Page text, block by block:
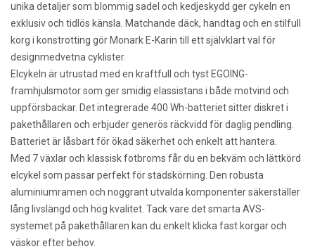
unika detaljer som blommig sadel och kedjeskydd ger cykeln en
exklusiv och tidlös känsla. Matchande däck, handtag och en stilfull
korg i konstrotting gör Monark E-Karin till ett självklart val för
designmedvetna cyklister.
Elcykeln är utrustad med en kraftfull och tyst EGOING-
framhjulsmotor som ger smidig elassistans i både motvind och
uppförsbackar. Det integrerade 400 Wh-batteriet sitter diskret i
pakethållaren och erbjuder generös räckvidd för daglig pendling.
Batteriet är låsbart för ökad säkerhet och enkelt att hantera.
Med 7 växlar och klassisk fotbroms får du en bekväm och lättkörd
elcykel som passar perfekt för stadskörning. Den robusta
aluminiumramen och noggrant utvalda komponenter säkerställer
lång livslängd och hög kvalitet. Tack vare det smarta AVS-
systemet på pakethållaren kan du enkelt klicka fast korgar och
väskor efter behov.